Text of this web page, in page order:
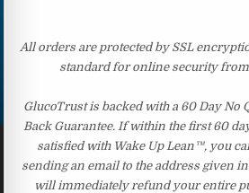
All orders are protected by SSL
standard for online security
GlucoTrust is backed with a 60 Day No
Back Guarantee. If within the first 60
satisfied with Wake Up Lean™, you
sending an email to the address given
will immediately refund your entire